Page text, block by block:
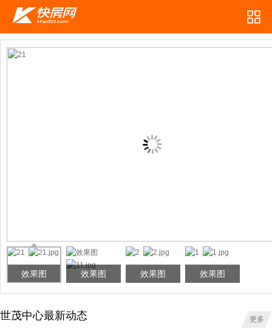
效果图 效果图 效果图 效果图
世茂中心最新动态 更多